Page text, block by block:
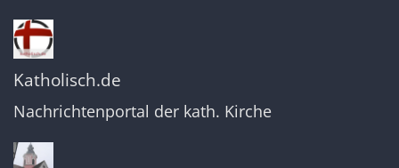
Katholisch.de
Nachrichtenportal der kath. Kirche